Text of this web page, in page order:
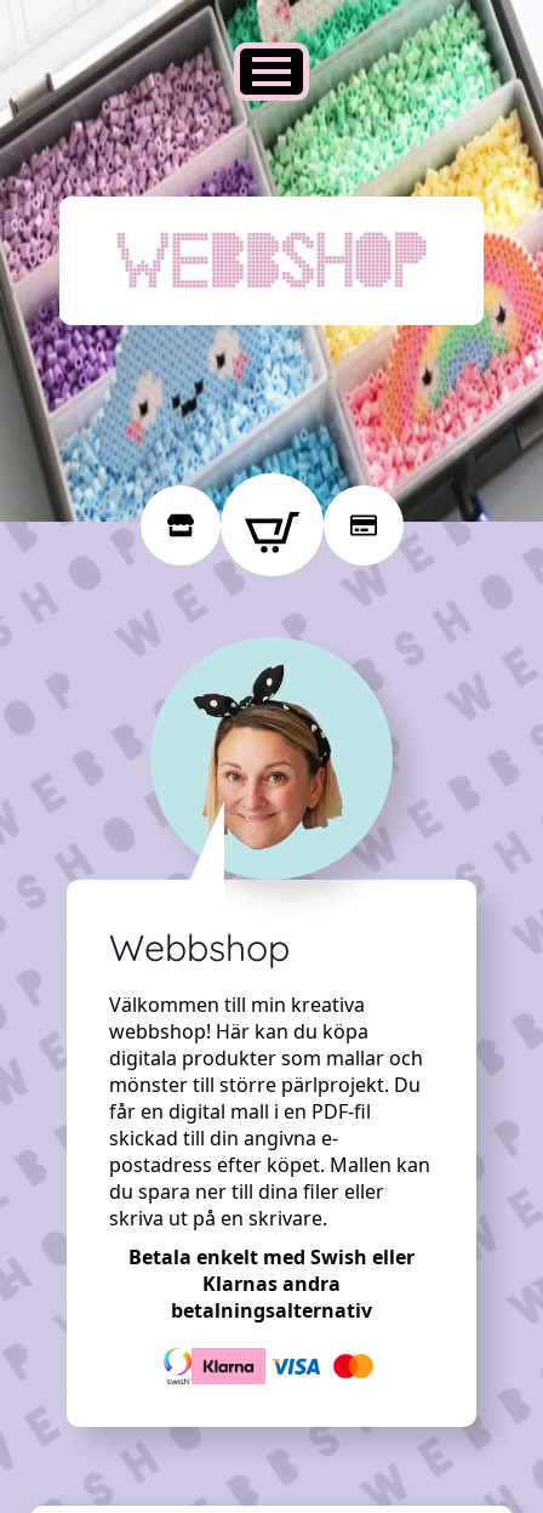
Webbshop
Välkommen till min kreativa
webbshop! Här kan du köpa
digitala produkter som mallar och
mönster till större pärlprojekt. Du
får en digital mall i en PDF-fil
skickad till din angivna e-
postadress efter köpet. Mallen kan
du spara ner till dina filer eller
skriva ut på en skrivare.
Betala enkelt med Swish eller
Klarnas andra
betalningsalternativ